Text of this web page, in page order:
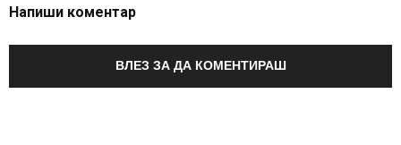
Напиши коментар
ВЛЕЗ ЗА ДА КОМЕНТИРАШ